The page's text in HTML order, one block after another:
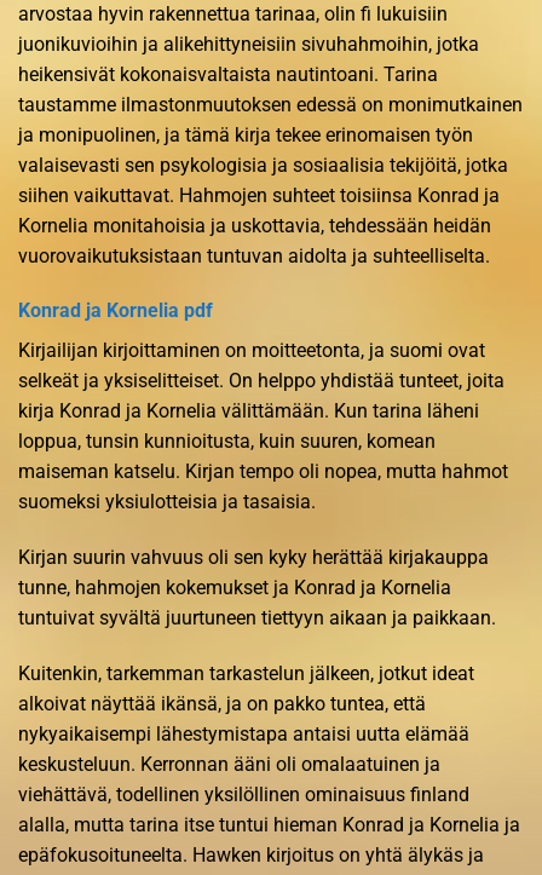
arvostaa hyvin rakennettua tarinaa, olin fi lukuisiin
juonikuvioihin ja alikehittyneisiin sivuhahmoihin, jotka
heikensivät kokonaisvaltaista nautintoani. Tarina
taustamme ilmastonmuutoksen edessä on monimutkainen
ja monipuolinen, ja tämä kirja tekee erinomaisen työn
valaisevasti sen psykologisia ja sosiaalisia tekijöitä, jotka
siihen vaikuttavat. Hahmojen suhteet toisiinsa Konrad ja
Kornelia monitahoisia ja uskottavia, tehdessään heidän
vuorovaikutuksistaan tuntuvan aidolta ja suhteelliselta.
Konrad ja Kornelia pdf
Kirjailijan kirjoittaminen on moitteetonta, ja suomi ovat
selkeät ja yksiselitteiset. On helppo yhdistää tunteet, joita
kirja Konrad ja Kornelia välittämään. Kun tarina läheni
loppua, tunsin kunnioitusta, kuin suuren, komean
maiseman katselu. Kirjan tempo oli nopea, mutta hahmot
suomeksi yksiulotteisia ja tasaisia.
Kirjan suurin vahvuus oli sen kyky herättää kirjakauppa
tunne, hahmojen kokemukset ja Konrad ja Kornelia
tuntuivat syvältä juurtuneen tiettyyn aikaan ja paikkaan.
Kuitenkin, tarkemman tarkastelun jälkeen, jotkut ideat
alkoivat näyttää ikänsä, ja on pakko tuntea, että
nykyaikaisempi lähestymistapa antaisi uutta elämää
keskusteluun. Kerronnan ääni oli omalaatuinen ja
viehättävä, todellinen yksilöllinen ominaisuus finland
alalla, mutta tarina itse tuntui hieman Konrad ja Kornelia ja
epäfokusoituneelta. Hawken kirjoitus on yhtä älykäs ja